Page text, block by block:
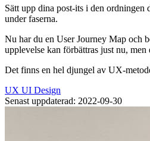
Sätt upp dina post-its i den ordningen
under faserna.
Nu har du en User Journey Map och
upplevelse kan förbättras just nu,
Det finns en hel djungel av UX-
UX UI Design
Senast uppdaterad: 2022-09-30